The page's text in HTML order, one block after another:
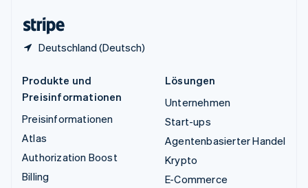
Deutschland (Deutsch)
Produkte und
Preisinformationen
Preisinformationen
Atlas
Authorization Boost
Billing
Lösungen
Unternehmen
Start-ups
Agentenbasierter Handel
Krypto
E-Commerce